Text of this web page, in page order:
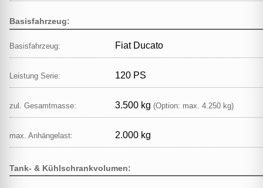
Basisfahrzeug:
Basisfahrzeug: Fiat Ducato
Leistung Serie: 120 PS
zul. Gesamtmasse: 3.500 kg (Option: max. 4.250 kg)
max. Anhängelast: 2.000 kg
Tank- & Kühlschrankvolumen: